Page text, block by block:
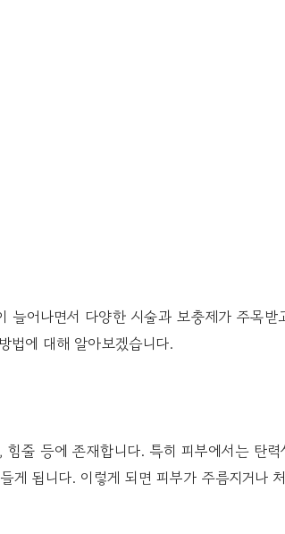
늘어나면서 다양한 시술과 보충제가 주목받
법에 대해 알아보겠습니다.
줄 등에 존재합니다. 특히 피부에서는 탄
게 됩니다. 이렇게 되면 피부가 주름지거나